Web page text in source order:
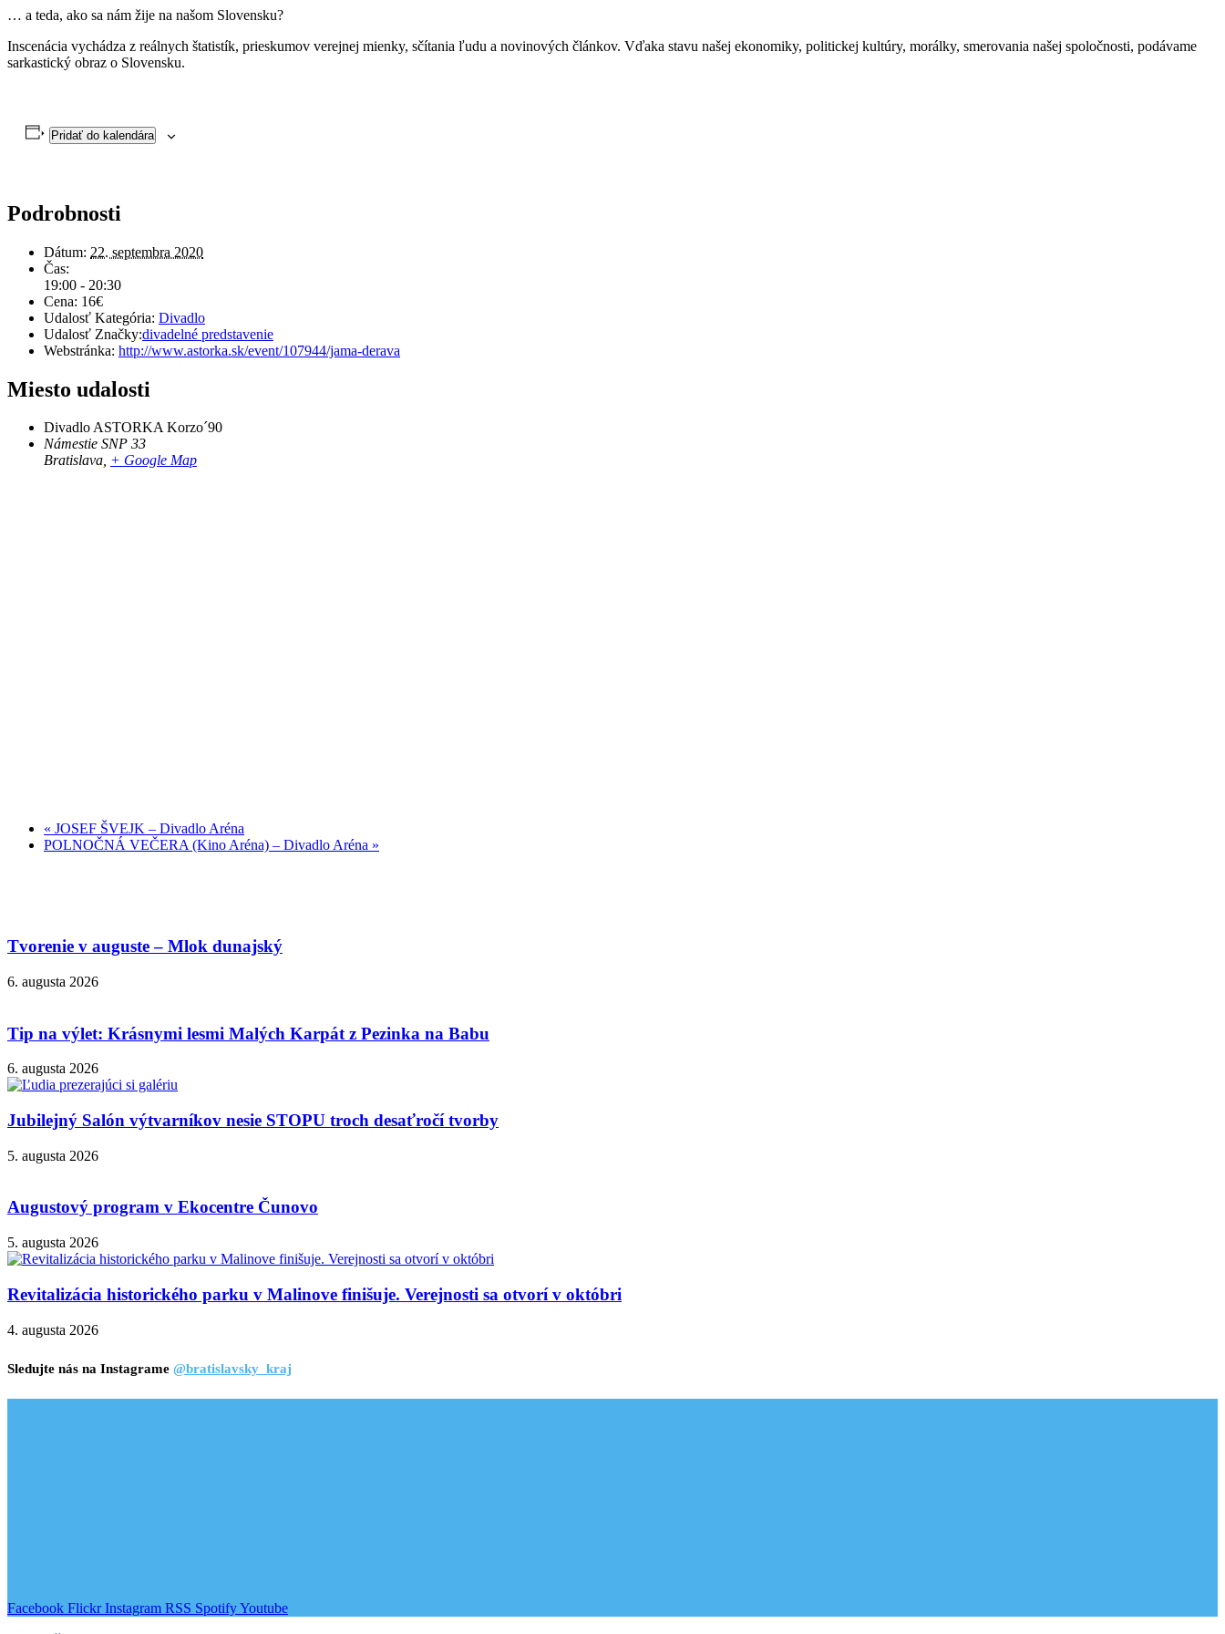
… a teda, ako sa nám žije na našom Slovensku?
Inscenácia vychádza z reálnych štatistík, prieskumov verejnej mienky, sčítania ľudu a novinových článkov. Vďaka stavu našej ekonomiky, politickej kultúry, morálky, smerovania našej spoločnosti, podávame
sarkastický obraz o Slovensku.
Pridať do kalendára
Podrobnosti
Dátum: 22. septembra 2020
Čas:
19:00 - 20:30
Cena: 16€
Udalosť Kategória: Divadlo
Udalosť Značky:divadelné predstavenie
Webstránka: http://www.astorka.sk/event/107944/jama-derava
Miesto udalosti
Divadlo ASTORKA Korzo´90
Námestie SNP 33
Bratislava, + Google Map
« JOSEF ŠVEJK – Divadlo Aréna
POLNOČNÁ VEČERA (Kino Aréna) – Divadlo Aréna »
Tvorenie v auguste – Mlok dunajský
6. augusta 2026
Tip na výlet: Krásnymi lesmi Malých Karpát z Pezinka na Babu
6. augusta 2026
Jubilejný Salón výtvarníkov nesie STOPU troch desaťročí tvorby
5. augusta 2026
Augustový program v Ekocentre Čunovo
5. augusta 2026
Revitalizácia historického parku v Malinove finišuje. Verejnosti sa otvorí v októbri
4. augusta 2026
Sledujte nás na Instagrame @bratislavsky_kraj
Facebook Flickr Instagram RSS SpotifyYoutube